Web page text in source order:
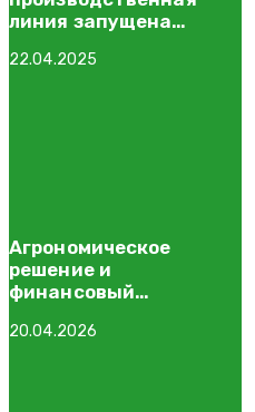
линия запущена
заводе компании
22.04.2025
Агрономическое
решение и
финансовый
20.04.2026